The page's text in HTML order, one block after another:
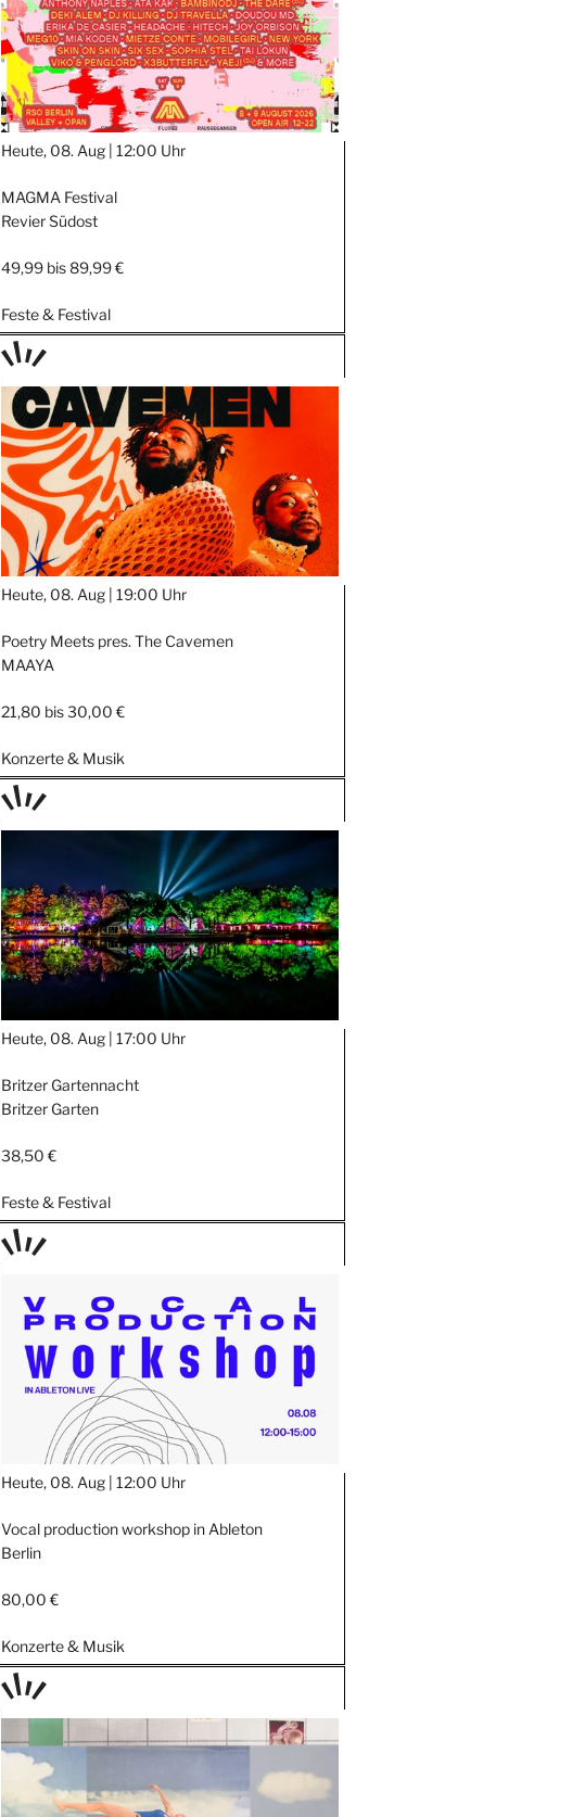
Heute, 08. Aug | 12:00 Uhr
MAGMA Festival
Revier Südost
49,99 bis 89,99 €
Feste & Festival
TAGE
STIPP
Heute, 08. Aug | 19:00 Uhr
Poetry Meets pres. The Cavemen
MAAYA
21,80 bis 30,00 €
Konzerte & Musik
TAGE
Heute, 08. Aug | 17:00 Uhr
Britzer Gartennacht
Britzer Garten
38,50 €
Feste & Festival
STIPP
Heute, 08. Aug | 12:00 Uhr
Vocal production workshop in Ableton
Berlin
80,00 €
Konzerte & Musik
TAGE
STIPP